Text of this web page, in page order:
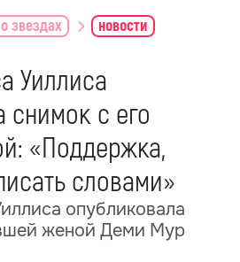
звездах новости
Уиллиса
снимок с его
«Поддержка,
словами»
опубликовала
женой Деми Мур